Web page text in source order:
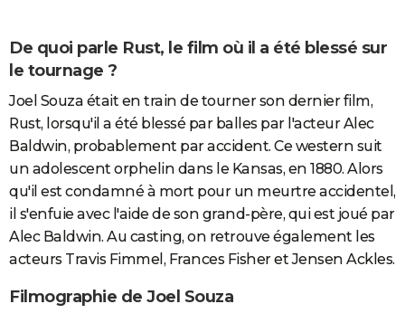
De quoi parle Rust, le film où il a été blessé sur
le tournage ?
Joel Souza était en train de tourner son dernier film,
Rust, lorsqu'il a été blessé par balles par l'acteur Alec
Baldwin, probablement par accident. Ce western suit
un adolescent orphelin dans le Kansas, en 1880. Alors
qu'il est condamné à mort pour un meurtre accidentel,
il s'enfuie avec l'aide de son grand-père, qui est joué par
Alec Baldwin. Au casting, on retrouve également les
acteurs Travis Fimmel, Frances Fisher et Jensen Ackles.
Filmographie de Joel Souza